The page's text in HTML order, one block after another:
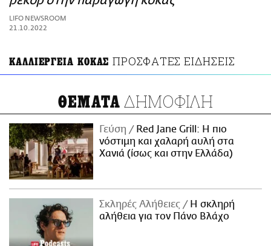
ΑΜΠΑ
PRINT
LIFO NEWSROOM
21.10.2022
ΚΑΛΛΙΕΡΓΕΙΑ ΚΟΚΑΣ ΠΡΟΣΦΑΤΕΣ ΕΙΔΗΣΕΙΣ
ΘΕΜΑΤΑ ΔΗΜΟΦΙΛΗ
Γεύση
Red Jane Grill: Η πιο
νόστιμη και χαλαρή αυλή στα
Χανιά (ίσως και στην Ελλάδα)
Σκληρές Αλήθειες
H σκληρή
αλήθεια για τον Πάνο Βλάχο